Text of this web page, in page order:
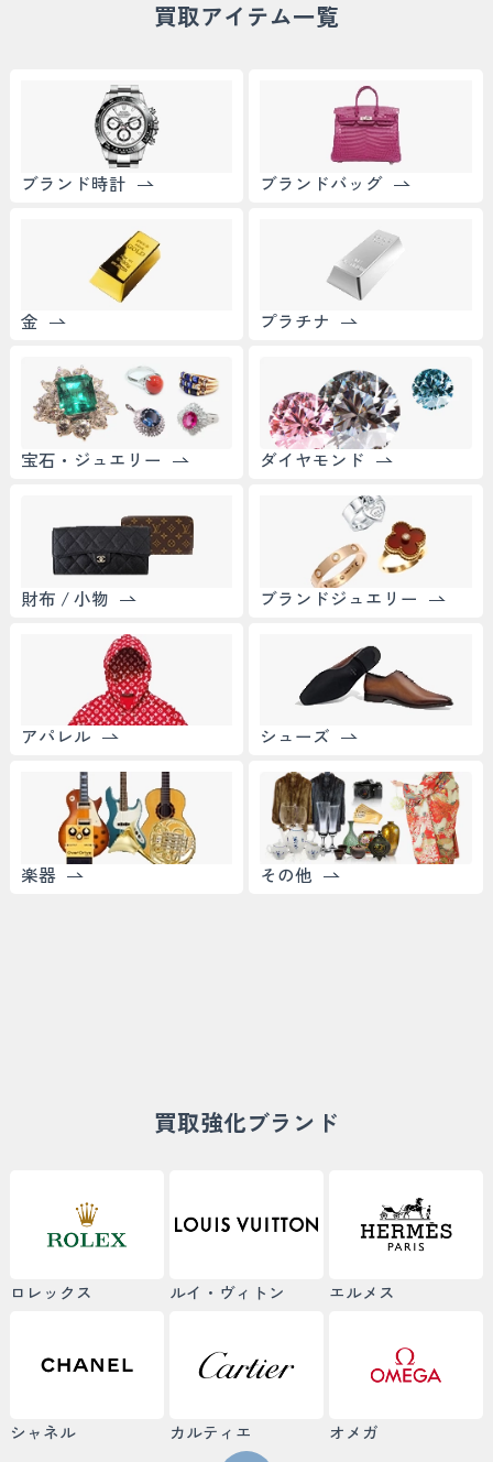
買取アイテム一覧
ブランド時計 ブランドバッグ
金 プラチナ
宝石・ジュエリー ダイヤモンド
財布 / 小物 ブランドジュエリー
アパレル シューズ
楽器 その他
買取強化ブランド
ロレックス ルイ・ヴィトン エルメス
シャネル カルティエ オメガ